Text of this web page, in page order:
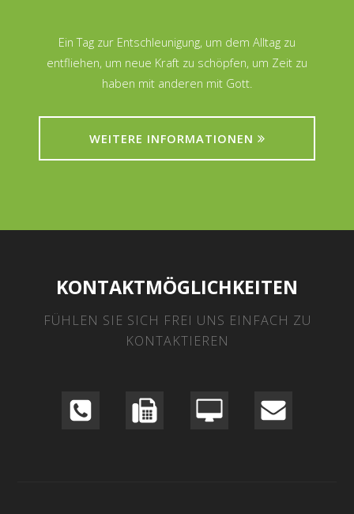
Ein Tag zur Entschleunigung, um dem Alltag zu
entfliehen, um neue Kraft zu schöpfen, um Zeit zu
haben mit anderen mit Gott.
WEITERE INFORMATIONEN
KONTAKTMÖGLICHKEITEN
FÜHLEN SIE SICH FREI UNS EINFACH ZU
KONTAKTIEREN